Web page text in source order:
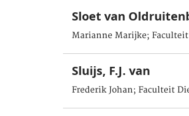
Sloet van
Marianne Marijke; Faculteit
Sluijs, F.J. van
Frederik Johan; Faculteit